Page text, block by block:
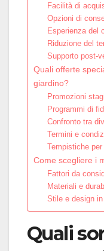
Facilità di
Opzioni di
Esperienza del
Riduzione del
Supporto post-
Quali offerte
giardino?
Promozioni
Programmi di
Confronto tra
Termini e
Tempistiche
Come scegliere i
Fattori da
Materiali e
Stile e design in
Quali